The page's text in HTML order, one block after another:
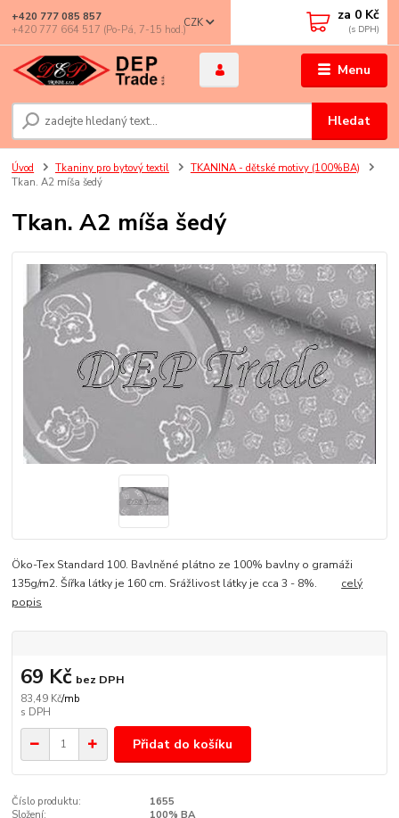
Menu
CZK
Hledat
+420 777 085 857
+420 777 664 517 (Po-Pá, 7-15 hod.)
za 0 Kč
Úvod Tkaniny pro bytový textil
TKANINA - dětské motivy (100%BA)
Tkan. A2 míša šedý
Tkan. A2 míša šedý
Öko-Tex Standard 100. Bavlněné plátno ze 100% bavlny o gramáži
135g/m2. Šířka látky je 160 cm. Srážlivost látky je cca 3 - 8%. celý
popis
83,49 Kč/mb
69 Kč bez DPH
Přidat do košíku
Číslo produktu:
1655
Složení:
100% BA